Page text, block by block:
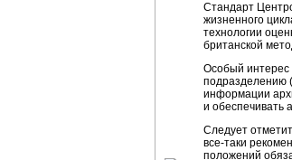
Стандарт
жизненного
технологии
британской
Особый интерес
подразделению
информации
и обеспечивать
Следует
все-таки
положений